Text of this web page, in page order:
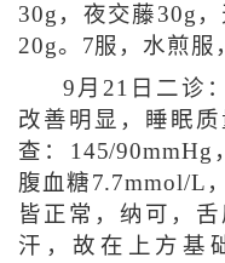
30g，夜交藤30g
20g。7服，水煎服
9月21日二诊
改善明显，睡眠
查：145/
腹血糖7.7mmol/L
皆正常，纳可，
汗，故在上方基